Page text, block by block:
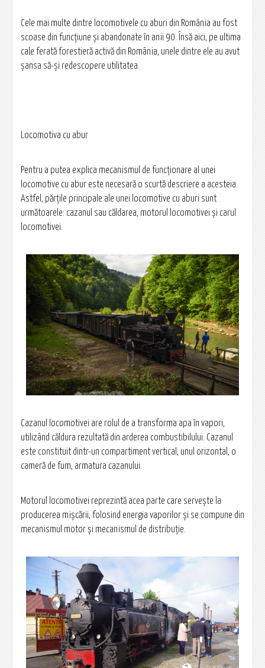
Cele mai multe dintre locomotivele cu aburi din România au fost
scoase din funcţiune şi abandonate în anii 90. Însă aici, pe ultima
cale ferată forestieră activă din România, unele dintre ele au avut
şansa să-şi redescopere utilitatea.
Locomotiva cu abur
Pentru a putea explica mecanismul de funcţionare al unei
locomotive cu abur este necesară o scurtă descriere a acesteia.
Astfel, părţile principale ale unei locomotive cu aburi sunt
următoarele: cazanul sau căldarea, motorul locomotivei şi carul
locomotivei.
Cazanul locomotivei are rolul de a transforma apa în vapori,
utilizând căldura rezultată din arderea combustibilului. Cazanul
este constituit dintr-un compartiment vertical, unul orizontal, o
cameră de fum, armatura cazanului.
Motorul locomotivei reprezintă acea parte care serveşte la
producerea mişcării, folosind energia vaporilor şi se compune din
mecanismul motor şi mecanismul de distribuţie.